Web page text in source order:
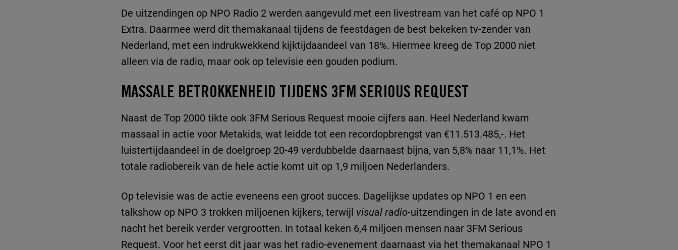
De uitzendingen op NPO Radio 2 werden aangevuld met een livestream van het café op NPO 1
Extra. Daarmee werd dit themakanaal tijdens de feestdagen de best bekeken tv-zender van
Nederland, met een indrukwekkend kijktijdaandeel van 18%. Hiermee kreeg de Top 2000 niet
alleen via de radio, maar ook op televisie een gouden podium.
MASSALE BETROKKENHEID TIJDENS 3FM SERIOUS REQUEST
Naast de Top 2000 tikte ook 3FM Serious Request mooie cijfers aan. Heel Nederland kwam
massaal in actie voor Metakids, wat leidde tot een recordopbrengst van €11.513.485,-. Het
luistertijdaandeel in de doelgroep 20-49 verdubbelde daarnaast bijna, van 5,8% naar 11,1%. Het
totale radiobereik van de hele actie komt uit op 1,9 miljoen Nederlanders.
Op televisie was de actie eveneens een groot succes. Dagelijkse updates op NPO 1 en een
talkshow op NPO 3 trokken miljoenen kijkers, terwijl visual radio-uitzendingen in de late avond en
nacht het bereik verder vergrootten. In totaal keken 6,4 miljoen mensen naar 3FM Serious
Request. Voor het eerst dit jaar was het radio-evenement daarnaast via het themakanaal NPO 1